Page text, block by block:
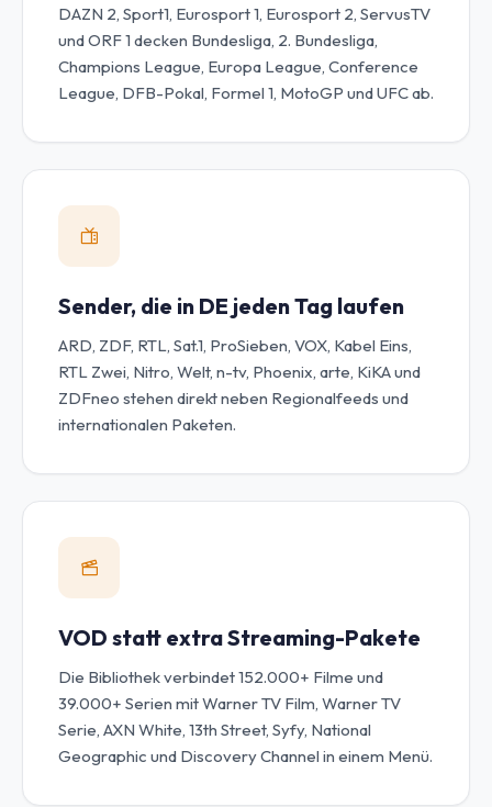
DAZN 2, Sport1, Eurosport 1, Eurosport 2, ServusTV
und ORF 1 decken Bundesliga, 2. Bundesliga,
Champions League, Europa League, Conference
League, DFB-Pokal, Formel 1, MotoGP und UFC ab.
Sender, die in DE jeden Tag laufen
ARD, ZDF, RTL, Sat.1, ProSieben, VOX, Kabel Eins,
RTL Zwei, Nitro, Welt, n-tv, Phoenix, arte, KiKA und
ZDFneo stehen direkt neben Regionalfeeds und
internationalen Paketen.
VOD statt extra Streaming-Pakete
Die Bibliothek verbindet 152.000+ Filme und
39.000+ Serien mit Warner TV Film, Warner TV
Serie, AXN White, 13th Street, Syfy, National
Geographic und Discovery Channel in einem Menü.